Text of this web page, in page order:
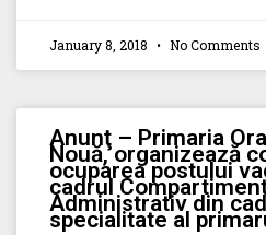
January 8, 2018 No Comments
Anunţ – Primaria
Nouă, organizează
ocuparea postului
cadrul
Administrativ din
specialitate al